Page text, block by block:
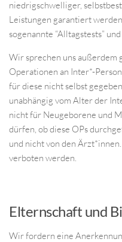
niedrigschwelliger,
Leistungen garantiert
sogenannte “Alltagstests”
Wir sprechen uns außerdem
Operationen an Inter*-
für diese nicht selbst
unabhängig vom Alter der
nicht für Neugeborene und
dürfen, ob diese OPs
und nicht von den
verboten werden.
Elternschaft und
Wir fordern eine